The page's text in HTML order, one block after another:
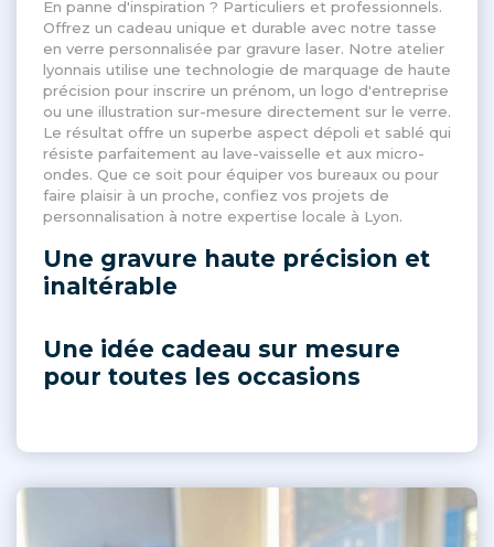
En panne d'inspiration ? Particuliers et professionnels.
Offrez un cadeau unique et durable avec notre tasse
en verre personnalisée par gravure laser. Notre atelier
lyonnais utilise une technologie de marquage de haute
précision pour inscrire un prénom, un logo d'entreprise
ou une illustration sur-mesure directement sur le verre.
Le résultat offre un superbe aspect dépoli et sablé qui
résiste parfaitement au lave-vaisselle et aux micro-
ondes. Que ce soit pour équiper vos bureaux ou pour
faire plaisir à un proche, confiez vos projets de
personnalisation à notre expertise locale à Lyon.
Une gravure haute précision et
inaltérable
Une idée cadeau sur mesure
pour toutes les occasions